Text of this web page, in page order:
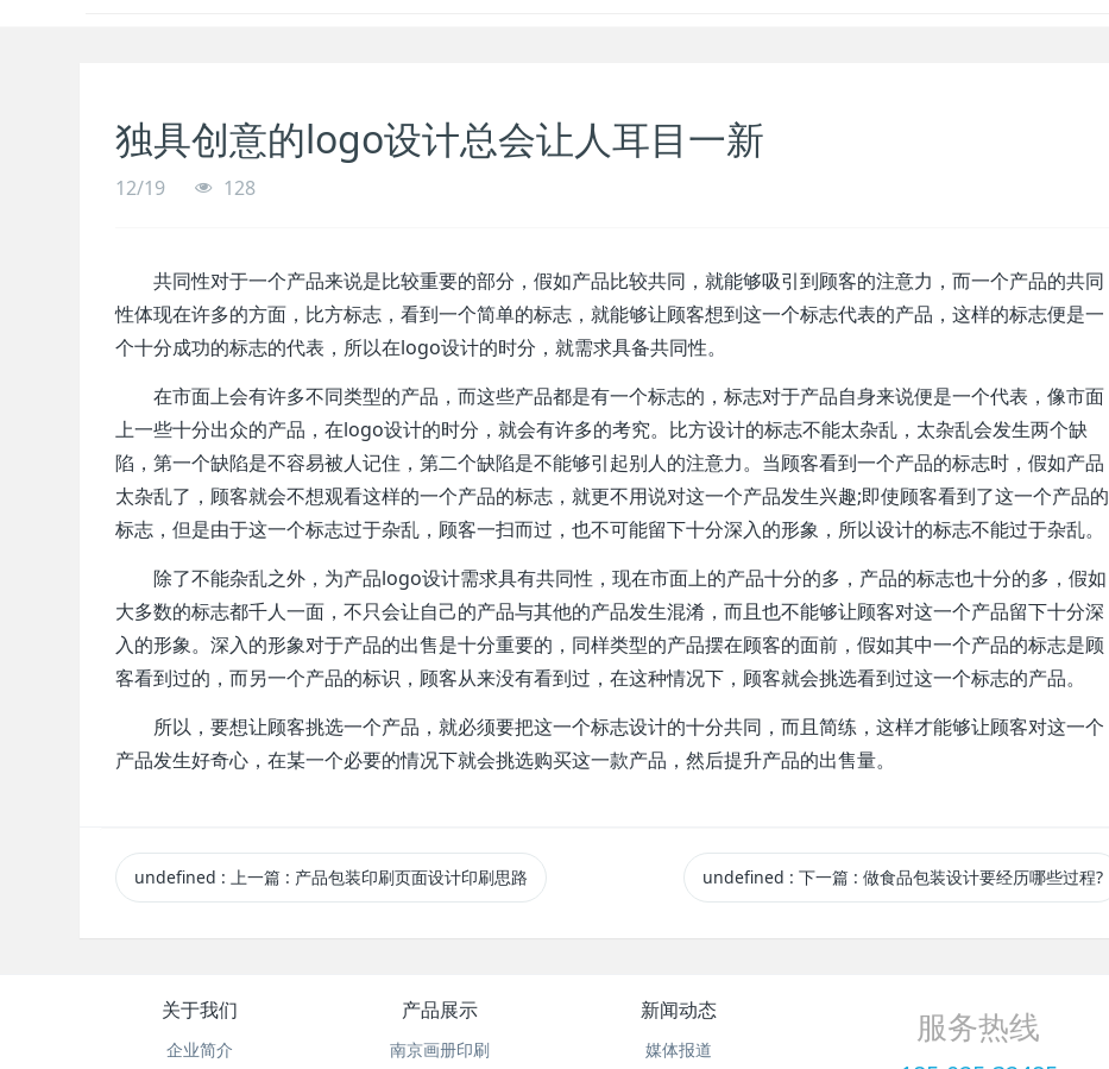
独具创意的logo设计总会让人耳目一新
12/19 128
共同性对于一个产品来说是比较重要的部分，假如产品比较共同，就能够吸引到顾客的注意力，而一个产品的共同
性体现在许多的方面，比方标志，看到一个简单的标志，就能够让顾客想到这一个标志代表的产品，这样的标志便是一
个十分成功的标志的代表，所以在logo设计的时分，就需求具备共同性。
在市面上会有许多不同类型的产品，而这些产品都是有一个标志的，标志对于产品自身来说便是一个代表，像市面
上一些十分出众的产品，在logo设计的时分，就会有许多的考究。比方设计的标志不能太杂乱，太杂乱会发生两个缺
陷，第一个缺陷是不容易被人记住，第二个缺陷是不能够引起别人的注意力。当顾客看到一个产品的标志时，假如产品
太杂乱了，顾客就会不想观看这样的一个产品的标志，就更不用说对这一个产品发生兴趣;即使顾客看到了这一个产品的
标志，但是由于这一个标志过于杂乱，顾客一扫而过，也不可能留下十分深入的形象，所以设计的标志不能过于杂乱。
除了不能杂乱之外，为产品logo设计需求具有共同性，现在市面上的产品十分的多，产品的标志也十分的多，假如
大多数的标志都千人一面，不只会让自己的产品与其他的产品发生混淆，而且也不能够让顾客对这一个产品留下十分深
入的形象。深入的形象对于产品的出售是十分重要的，同样类型的产品摆在顾客的面前，假如其中一个产品的标志是顾
客看到过的，而另一个产品的标识，顾客从来没有看到过，在这种情况下，顾客就会挑选看到过这一个标志的产品。
所以，要想让顾客挑选一个产品，就必须要把这一个标志设计的十分共同，而且简练，这样才能够让顾客对这一个
产品发生好奇心，在某一个必要的情况下就会挑选购买这一款产品，然后提升产品的出售量。
undefined :上一篇 : 产品包装印刷页面设计印刷思路 undefined :下一篇 : 做食品包装设计要经历哪些过程?
关于我们
企业简介
产品展示
南京画册印刷
新闻动态
媒体报道
服务热线